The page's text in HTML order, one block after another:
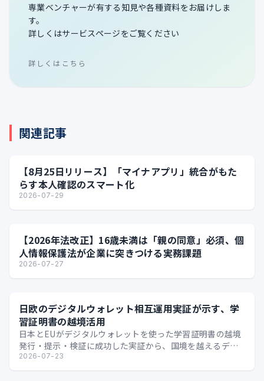
専業ベンチャーが有する知見や各種資料をお届けしま
す。
詳しくはサービスページをご覧ください
詳しくはこちら
関連記事
【8月25日リリース】「マイナアプリ」統合がもた
らす本人確認のスマート化
2026-07-29
【2026年法改正】16歳未満は「親の同意」必須、個
人情報保護法が企業に突きつける実務課題
2026-07-27
日欧のデジタルウォレット相互運用実証が示す、学
習証明書の越境活用
日本とEUがデジタルウォレットを使った学習証明書の越境
発行・提示・検証に成功した実証から、国境を越えるデジ
タル証明の可能性を整理します。
2026-07-23